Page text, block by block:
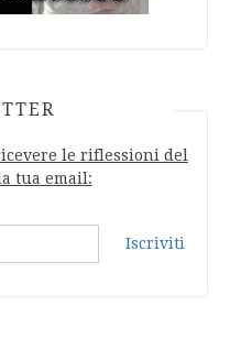
le riflessioni del
tua email:
Iscriviti